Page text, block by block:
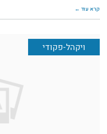
קרא עוד ←
ויקהל-פקודי